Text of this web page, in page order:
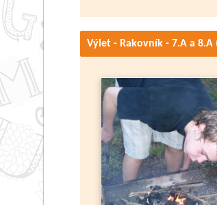
Výlet - Rakovník - 7.A a 8.A